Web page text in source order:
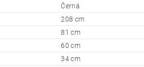
Černá
208 cm
81 cm
60 cm
34 cm